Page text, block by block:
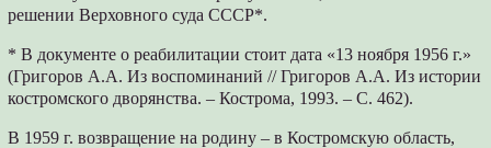
решении Верховного суда СССР*.
* В документе о реабилитации стоит дата «13 ноября 1956 г.»
(Григоров А.А. Из воспоминаний // Григоров А.А. Из истории
костромского дворянства. – Кострома, 1993. – С. 462).
В 1959 г. возвращение на родину – в Костромскую область,